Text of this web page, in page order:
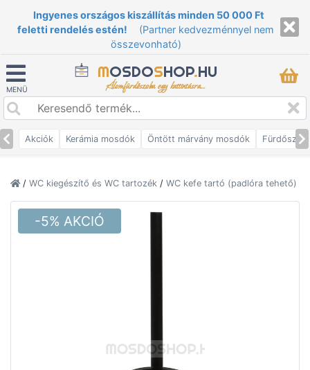
Ingyenes országos kiszállítás minden 50 000 Ft
feletti rendelés estén!
(Partner kedvezménnyel nem
összevonható)
MENÜ
MOSDOSHOP.HU
Álomfürdőszoba egy kattintásra...
Akciók Kerámia mosdók Öntött márvány mosdók
/ WC kiegészítő és WC tartozék / WC kefe tartó (padlóra tehető)
-5% AKCIÓ